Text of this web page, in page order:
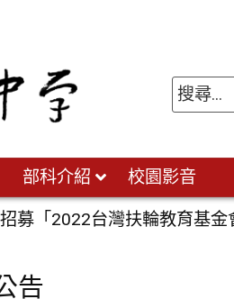
部科介紹 校園影音
募「2022台灣扶輪教育基
告